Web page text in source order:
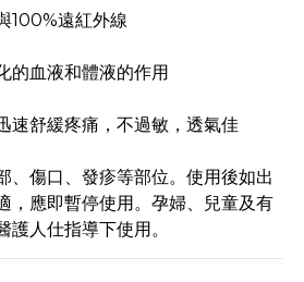
100%遠紅外線
的血液和體液的作用
速舒緩疼痛，不過敏，透氣佳
、傷口、發疹等部位。使用後如出
，應即暫停使用。孕婦、兒童及有
護人仕指導下使用。